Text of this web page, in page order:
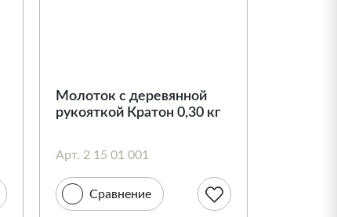
Молоток с деревянной
рукояткой Кратон 0,30 кг
Арт. 2 15 01 001
Сравнение